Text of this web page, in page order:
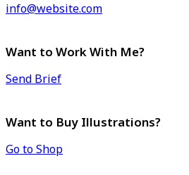
info@website.com
Want to Work With Me?
Send Brief
Want to Buy Illustrations?
Go to Shop